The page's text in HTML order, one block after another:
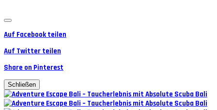
Auf Facebook teilen
Auf Twitter teilen
Share on Pinterest
Schließen